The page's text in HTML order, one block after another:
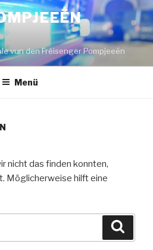
vun den Fréisenger Pompjeeën
Menü
nicht das finden konnten,
Möglicherweise hilft eine